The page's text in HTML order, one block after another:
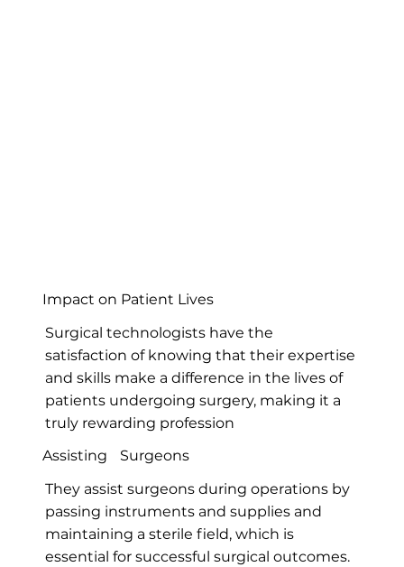
Impact on Patient Lives
Surgical technologists have the
satisfaction of knowing that their expertise
and skills make a difference in the lives of
patients undergoing surgery, making it a
truly rewarding profession
Assisting Surgeons
They assist surgeons during operations by
passing instruments and supplies and
maintaining a sterile field, which is
essential for successful surgical outcomes.